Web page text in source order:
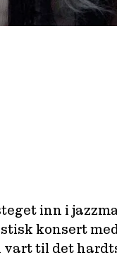
inn i
konsert
til det